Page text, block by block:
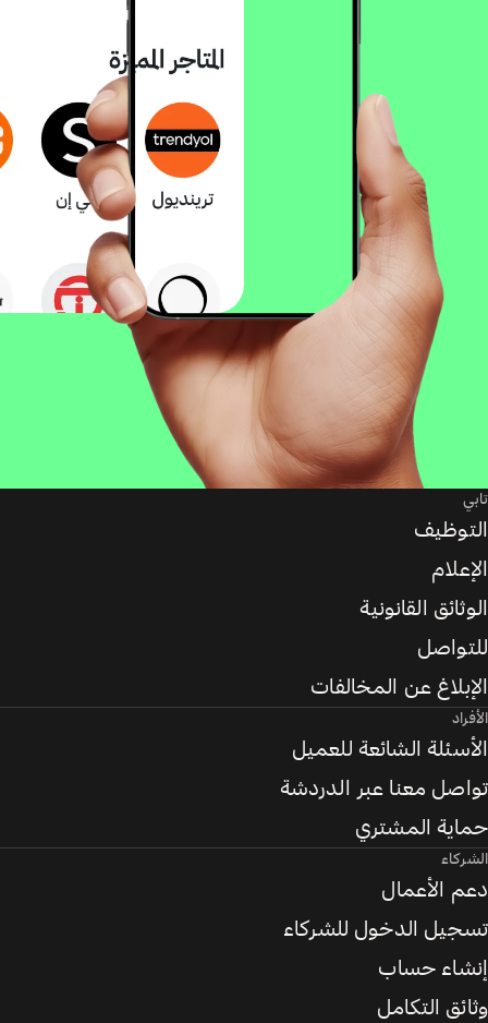
تابي
التوظيف
الإعلام
الوثائق القانونية
للتواصل
الإبلاغ عن المخالفات
الأفراد
الأسئلة الشائعة للعميل
تواصل معنا عبر الدردشة
حماية المشتري
الشركاء
دعم الأعمال
تسجيل الدخول للشركاء
إنشاء حساب
وثائق التكامل